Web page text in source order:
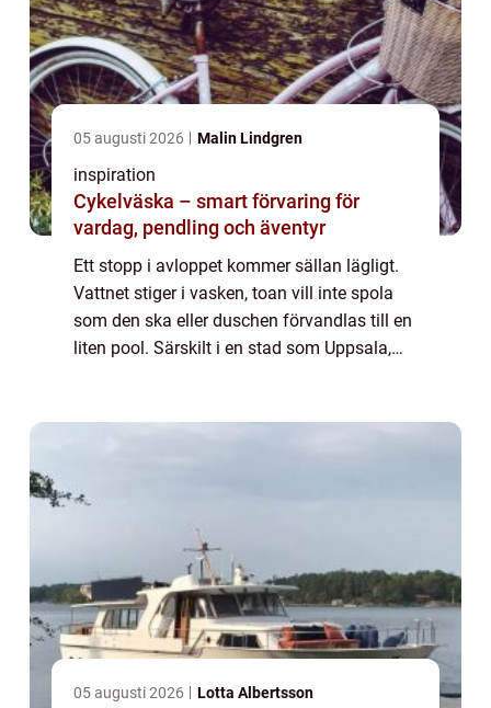
05 augusti 2026 Malin Lindgren
inspiration
Cykelväska – smart förvaring för
vardag, pendling och äventyr
Ett stopp i avloppet kommer sällan lägligt.
Vattnet stiger i vasken, toan vill inte spola
som den ska eller duschen förvandlas till en
liten pool. Särskilt i en stad som Uppsala,
05 augusti 2026 Lotta Albertsson